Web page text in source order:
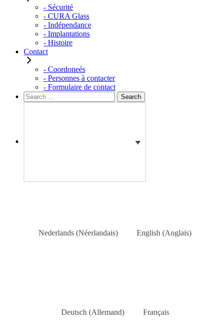
- Sécurité
- CURA Glass
- Indépendance
- Implantations
- Histoire
Contact
- Coordoneés
- Personnes à contacter
- Formulaire de contact
Rechercher :
Search
Nederlands (Néerlandais) English (Anglais)
Deutsch(Allemand) Français